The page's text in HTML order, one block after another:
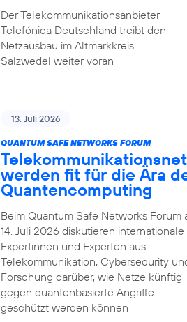
Der Telekommunikationsanbieter
Telefónica Deutschland treibt den
Netzausbau im Altmarkkreis
Salzwedel weiter voran
13. Juli 2026
QUANTUM SAFE NETWORKS FORUM
werden fit für die Ära
Quantencomputing
Beim Quantum Safe Networks Forum
14. Juli 2026 diskutieren internationale
Expertinnen und Experten aus
Telekommunikation, Cybersecurity
Forschung darüber, wie Netze künftig
gegen quantenbasierte Angriffe
geschützt werden können